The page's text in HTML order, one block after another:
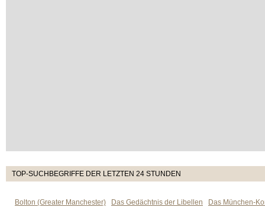
TOP-SUCHBEGRIFFE DER LETZTEN 24 STUNDEN
Bolton (Greater Manchester) Das Gedächtnis der Libellen Das München-